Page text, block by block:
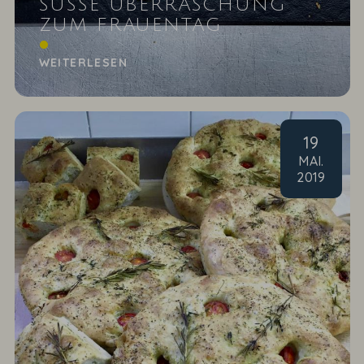
SÜSSE ÜBERRASCHUNG
ZUM FRAUENTAG
Ein Rezept unserers Ahlbäckers!
WEITERLESEN
19
MAI.
2019